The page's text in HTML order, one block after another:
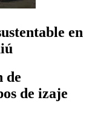
en
de
de izaje